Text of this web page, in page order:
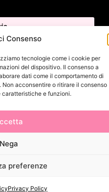
Consenso
tecnologie come i cookie per
del dispositivo. Il consenso a
dati come il comportamento di
acconsentire o ritirare il consenso
caratteristiche e funzioni.
Nega
preferenze
Privacy Policy
Policy| Made with byJenny